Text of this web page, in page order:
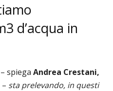
d’acqua in
– spiega Andrea Crestani,
– sta prelevando, in questi